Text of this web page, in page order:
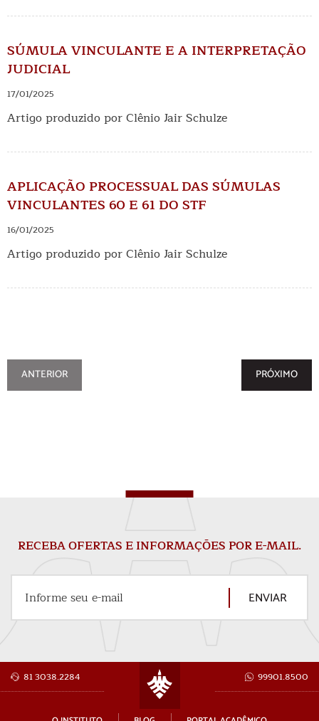
SÚMULA VINCULANTE E A INTERPRETAÇÃO
JUDICIAL
17/01/2025
Artigo produzido por Clênio Jair Schulze
APLICAÇÃO PROCESSUAL DAS SÚMULAS
VINCULANTES 60 E 61 DO STF
16/01/2025
Artigo produzido por Clênio Jair Schulze
ANTERIOR PRÓXIMO
RECEBA OFERTAS E INFORMAÇÕES POR E-MAIL.
Informe seu e-mail ENVIAR
81 3038.2284 99901.8500